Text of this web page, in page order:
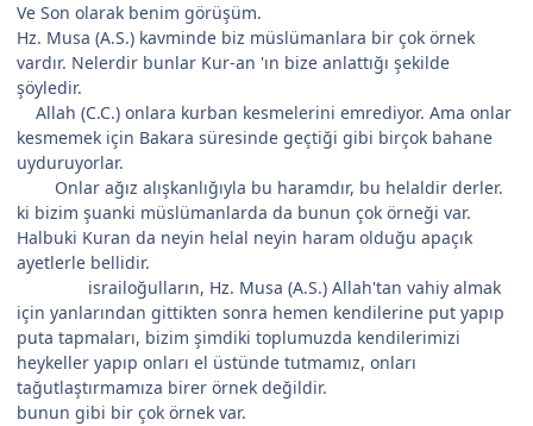
Ve Son olarak benim görüşüm.
Hz. Musa (A.S.) kavminde biz müslümanlara bir çok örnek
vardır. Nelerdir bunlar Kur-an 'ın bize anlattığı şekilde
şöyledir.
Allah (C.C.) onlara kurban kesmelerini emrediyor. Ama onlar
kesmemek için Bakara süresinde geçtiği gibi birçok bahane
uyduruyorlar.
Onlar ağız alışkanlığıyla bu haramdır, bu helaldir derler.
ki bizim şuanki müslümanlarda da bunun çok örneği var.
Halbuki Kuran da neyin helal neyin haram olduğu apaçık
ayetlerle bellidir.
israiloğulların, Hz. Musa (A.S.) Allah'tan vahiy almak
için yanlarından gittikten sonra hemen kendilerine put yapıp
puta tapmaları, bizim şimdiki toplumuzda kendilerimizi
heykeller yapıp onları el üstünde tutmamız, onları
tağutlaştırmamıza birer örnek değildir.
bunun gibi bir çok örnek var.